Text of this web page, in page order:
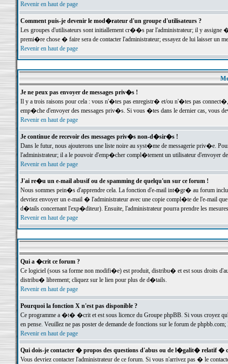
Revenir en haut de page
Comment puis-je devenir le mod�rateur d'un groupe d'utilisateurs ?
Les groupes d'utilisateurs sont initiallement cr��s par l'administrateur; il y
premi�re chose � faire sera de contacter l'administrateur; essayez de lui laisser un
Revenir en haut de page
Je ne peux pas envoyer de messages priv�s !
Il y a trois raisons pour cela : vous n'�tes pas enregistr� et/ou n'�tes pas
emp�che d'envoyer des messages priv�s. Si vous �tes dans le dernier cas, vous
Revenir en haut de page
Je continue de recevoir des messages priv�s non-d�sir�s !
Dans le futur, nous ajouterons une liste noire au syst�me de messagerie priv�e.
l'administrateur; il a le pouvoir d'emp�cher compl�tement un utilisateur d'envoyer
Revenir en haut de page
J'ai re�u un e-mail abusif ou de spamming de quelqu'un sur ce forum !
Nous sommes pein�s d'apprendre cela. La fonction d'e-mail int�gr� au forum inclut
devriez envoyer un e-mail � l'administrateur avec une copie compl�te de l'e-mail
d�tails concernant l'exp�diteur). Ensuite, l'administrateur pourra prendre les
Revenir en haut de page
Qui a �crit ce forum ?
Ce logiciel (sous sa forme non modifi�e) est produit, distribu� et est sous droits
distribu� librement; cliquez sur le lien pour plus de d�tails.
Revenir en haut de page
Pourquoi la fonction X n'est pas disponible ?
Ce programme a �t� �crit et est sous licence du Groupe phpBB. Si vous croyez
en pense. Veuillez ne pas poster de demande de fonctions sur le forum de
Revenir en haut de page
Qui dois-je contacter � propos des questions d'abus ou de l�galit� relatif �
Vous devriez contacter l'administrateur de ce forum. Si vous n'arrivez pas � le